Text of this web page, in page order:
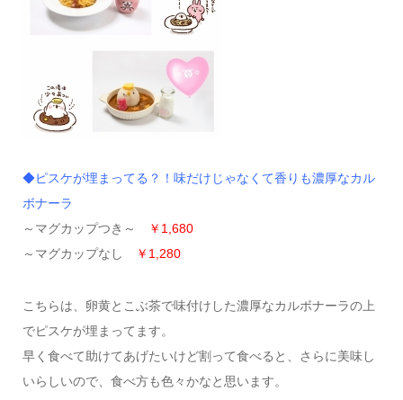
◆ピスケが埋まってる？！味だけじゃなくて香りも濃厚なカル
ボナーラ
～マグカップつき～
￥1,680
～マグカップなし
￥1,280
こちらは、卵黄とこぶ茶で味付けした濃厚なカルボナーラの上
でピスケが埋まってます。
早く食べて助けてあげたいけど割って食べると、さらに美味し
いらしいので、食べ方も色々かなと思います。